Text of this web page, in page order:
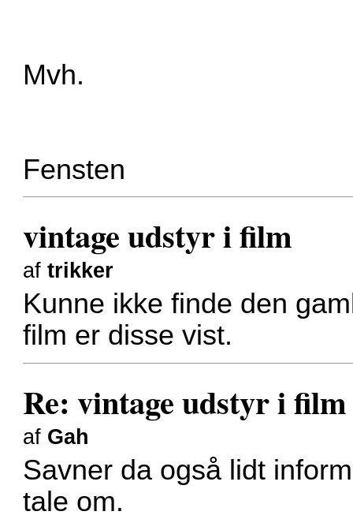
Mvh.
Fensten
vintage udstyr i film
aftrikker
Kunne ikke finde den
film er disse vist.
Re: vintage udstyr i film
af Gah
Savner da også lidt
tale om.